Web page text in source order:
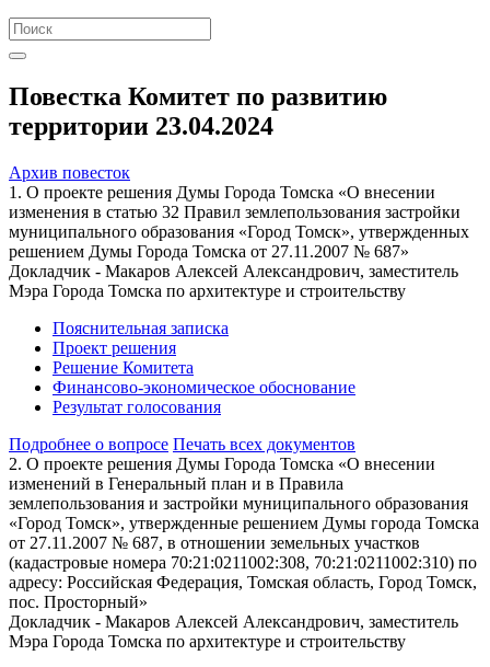
Повестка Комитет по развитию
территории 23.04.2024
Архив повесток
1. О проекте решения Думы Города Томска «О внесении
изменения в статью 32 Правил землепользования застройки
муниципального образования «Город Томск», утвержденных
решением Думы Города Томска от 27.11.2007 № 687»
Докладчик - Макаров Алексей Александрович, заместитель
Мэра Города Томска по архитектуре и строительству
Пояснительная записка
Проект решения
Решение Комитета
Финансово-экономическое обоснование
Результат голосования
Подробнее о вопросе Печать всех документов
2. О проекте решения Думы Города Томска «О внесении
изменений в Генеральный план и в Правила
землепользования и застройки муниципального образования
«Город Томск», утвержденные решением Думы города Томска
от 27.11.2007 № 687, в отношении земельных участков
(кадастровые номера 70:21:0211002:308, 70:21:0211002:310) по
адресу: Российская Федерация, Томская область, Город Томск,
пос. Просторный»
Докладчик - Макаров Алексей Александрович, заместитель
Мэра Города Томска по архитектуре и строительству